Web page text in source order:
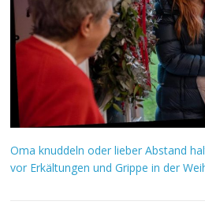
Oma knuddeln oder lieber Abstand
vor Erkältungen und Grippe in der